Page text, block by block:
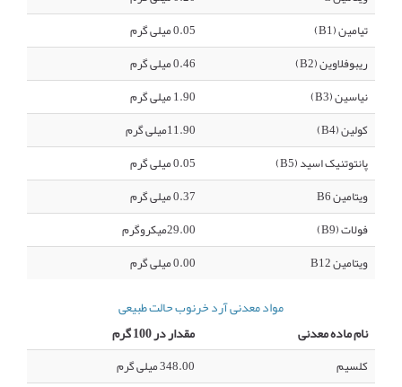
تیامین (B1)
0.05 میلی گرم
ریبوفلاوین (B2)
0.46 میلی گرم
نیاسین (B3)
1.90 میلی گرم
کولین (B4)
11.90میلی گرم
پانتوتنیک اسید (B5)
0.05 میلی گرم
ویتامین B6
0.37 میلی گرم
فولات (B9)
29.00میکروگرم
ویتامین B12
0.00 میلی گرم
مواد معدنی آرد خرنوب حالت طبیعی
نام ماده معدنی
مقدار در 100 گرم
کلسیم
348.00 میلی گرم